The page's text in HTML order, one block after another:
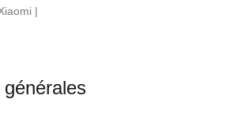
|